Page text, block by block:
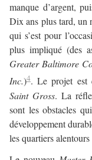
manque d’argent,
Dix ans plus tard, un
qui s’est pour
plus impliqué (des
Greater Baltimore
Inc.)4. Le projet est
Saint Gross. La
sont les obstacles
développement
les quartiers alentours